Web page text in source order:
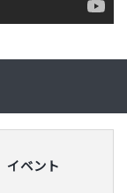
イベント